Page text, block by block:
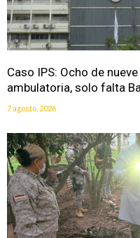
Caso IPS: Ocho de
ambulatoria, solo falta
7 agosto, 2026